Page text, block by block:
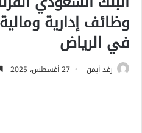
وظائف إدارية
في الرياض
رغد أيمن 27 أغسطس، 2025